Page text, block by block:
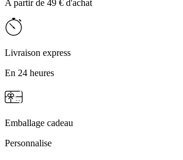
A partir de 49 € d'achat
Livraison express
En 24 heures
Emballage cadeau
Personnalise